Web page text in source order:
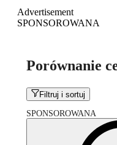
Advertisement
SPONSOROWANA
Porównanie
Filtruj i sortuj
SPONSOROWANA